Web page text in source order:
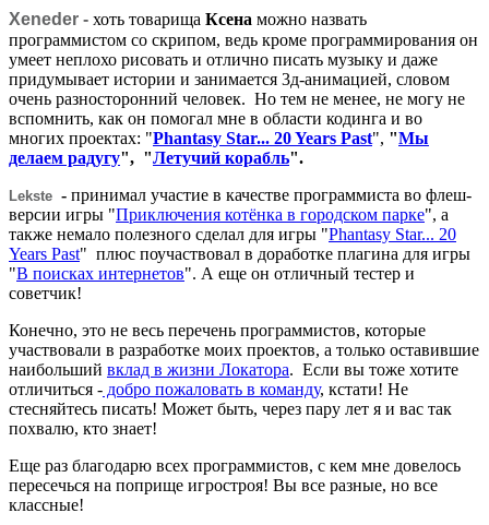
Xeneder - хоть товарища Ксена можно назвать
программистом со скрипом, ведь кроме программирования он
умеет неплохо рисовать и отлично писать музыку и даже
придумывает истории и занимается 3д-анимацией, словом
очень разносторонний человек. Но тем не менее, не могу не
вспомнить, как он помогал мне в области кодинга и во
многих проектах: "Phantasy Star... 20 Years Past", "Мы
делаем радугу", "Летучий корабль".
Lekste - принимал участие в качестве программиста во флеш-
версии игры "Приключения котёнка в городском парке", а
также немало полезного сделал для игры "Phantasy Star... 20
Years Past" плюс поучаствовал в доработке плагина для игры
"В поисках интернетов". А еще он отличный тестер и
советчик!
Конечно, это не весь перечень программистов, которые
участвовали в разработке моих проектов, а только оставившие
наибольший вклад в жизни Локатора. Если вы тоже хотите
отличиться - добро пожаловать в команду, кстати! Не
стесняйтесь писать! Может быть, через пару лет я и вас так
похвалю, кто знает!
Еще раз благодарю всех программистов, с кем мне довелось
пересечься на поприще игростроя! Вы все разные, но все
классные!